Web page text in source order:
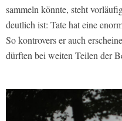
sammeln könnte, steht
deutlich ist: Tate hat eine
So kontrovers er auch
dürften bei weiten Teilen der